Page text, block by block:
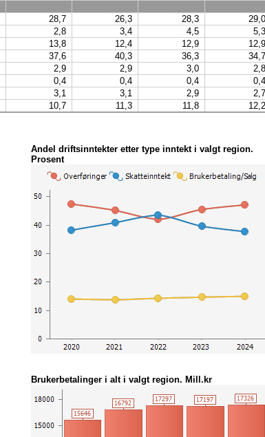
28,7 26,3 28,3
29,0
2,8 3,4 4,5
5,3
13,8 12,4 12,9
12,9
37,6 40,3 36,3
34,7
2,9 2,9 3,0
2,8
0,4 0,4 0,4
0,4
3,1 3,1 2,9
2,7
10,7 11,3 11,8 12,2
Andel driftsinntekter etter type inntekt i valgt region.
Prosent
Brukerbetalinger i alt i valgt region. Mill.kr